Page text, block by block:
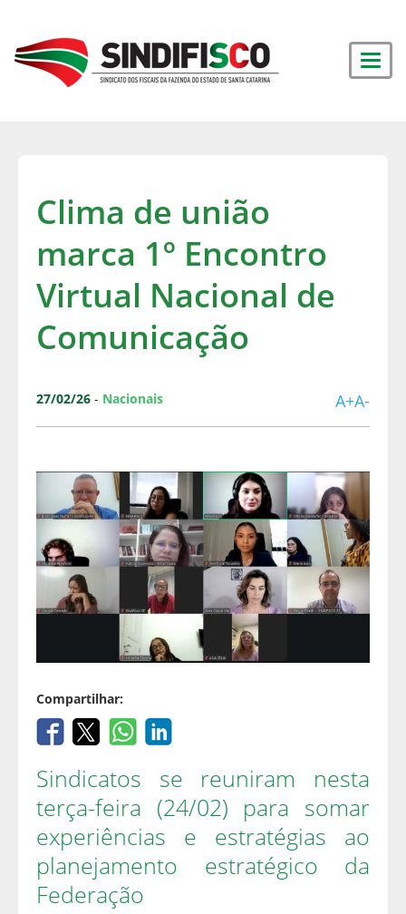
Clima de união
marca 1º Encontro
Virtual Nacional de
Comunicação
27/02/26 - Nacionais A+A-
Compartilhar:
Sindicatos se reuniram nesta
terça-feira (24/02) para somar
experiências e estratégias ao
planejamento estratégico da
Federação